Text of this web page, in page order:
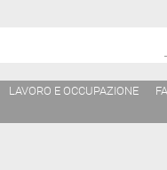
LAVORO E OCCUPAZIONE